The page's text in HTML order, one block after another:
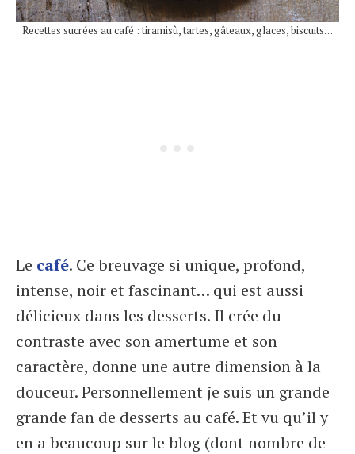
Recettes sucrées au café : tiramisù, tartes, gâteaux, glaces, biscuits…
Le café. Ce breuvage si unique, profond,
intense, noir et fascinant… qui est aussi
délicieux dans les desserts. Il crée du
contraste avec son amertume et son
caractère, donne une autre dimension à la
douceur. Personnellement je suis un grande
grande fan de desserts au café. Et vu qu’il y
en a beaucoup sur le blog (dont nombre de